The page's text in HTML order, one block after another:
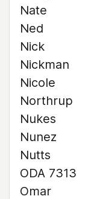
Nate
Ned
Nick
Nickman
Nicole
Northrup
Nukes
Nunez
Nutts
ODA 7313
Omar